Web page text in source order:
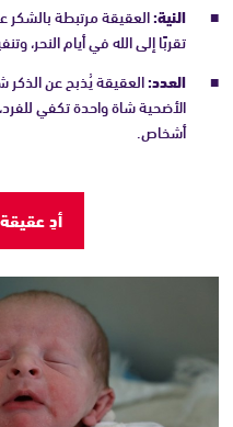
النية:العقيقة مرتبطة بالشكر
تقربًا إلى الله في أيام النحر،
العدد:العقيقة يُذبح عن الذكر
الأضحية شاة واحدة تكفي
أشخاص.
أدِ